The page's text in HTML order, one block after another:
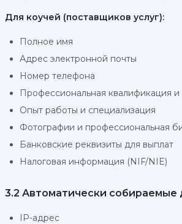
Для коучей (поставщиков услуг):
Полное имя
Адрес электронной почты
Номер телефона
Профессиональная квалификация
Опыт работы и специализация
Фотографии и профессиональная
Банковские реквизиты для выплат
Налоговая информация (NIF/NIE)
3.2 Автоматически собираемые
IP-адрес